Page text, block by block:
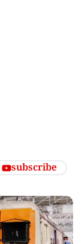
subscribe